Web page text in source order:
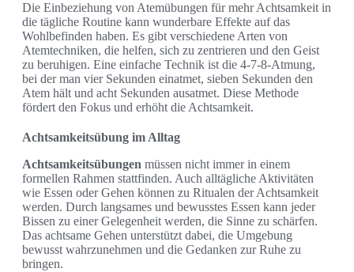
Die Einbeziehung von Atemübungen für mehr Achtsamkeit in
die tägliche Routine kann wunderbare Effekte auf das
Wohlbefinden haben. Es gibt verschiedene Arten von
Atemtechniken, die helfen, sich zu zentrieren und den Geist
zu beruhigen. Eine einfache Technik ist die 4-7-8-Atmung,
bei der man vier Sekunden einatmet, sieben Sekunden den
Atem hält und acht Sekunden ausatmet. Diese Methode
fördert den Fokus und erhöht die Achtsamkeit.
Achtsamkeitsübung im Alltag
Achtsamkeitsübungen müssen nicht immer in einem
formellen Rahmen stattfinden. Auch alltägliche Aktivitäten
wie Essen oder Gehen können zu Ritualen der Achtsamkeit
werden. Durch langsames und bewusstes Essen kann jeder
Bissen zu einer Gelegenheit werden, die Sinne zu schärfen.
Das achtsame Gehen unterstützt dabei, die Umgebung
bewusst wahrzunehmen und die Gedanken zur Ruhe zu
bringen.